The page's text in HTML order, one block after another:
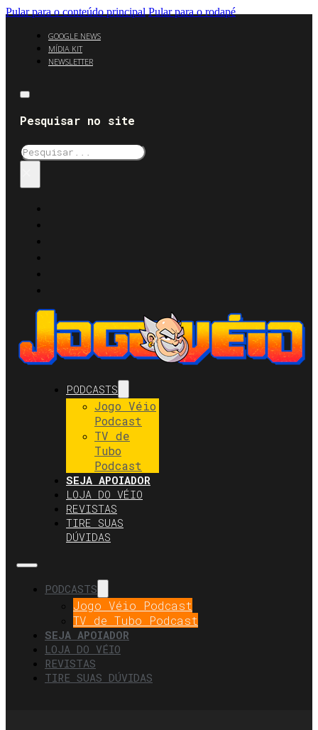
Pular para o conteúdo principal Pular para o rodapé
GOOGLE NEWS
MÍDIA KIT
NEWSLETTER
Pesquisar no site
Pesquisar
PODCASTS
Jogo Véio
Podcast
TV de
Tubo
Podcast
SEJA APOIADOR
LOJA DO VÉIO
REVISTAS
TIRE SUAS
DÚVIDAS
PODCASTS
Jogo Véio Podcast
TV de Tubo Podcast
SEJA APOIADOR
LOJA DO VÉIO
REVISTAS
TIRE SUAS DÚVIDAS